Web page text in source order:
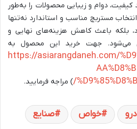
کیفیت، دوام و زیبایی محصولات را به‌طور
مستربچ مناسب و استاندارد نه‌تنها
بلکه باعث کاهش هزینه‌های نهایی و
می‌شود. جهت خرید این محصول به
https://asiarangdaneh.com/
) مراجه فرمایید.
خواص صنایع